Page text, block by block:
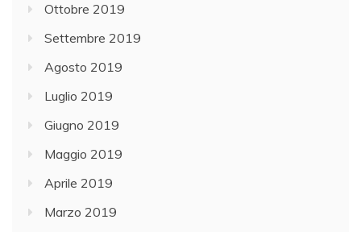
Ottobre 2019
Settembre 2019
Agosto 2019
Luglio 2019
Giugno 2019
Maggio 2019
Aprile 2019
Marzo 2019